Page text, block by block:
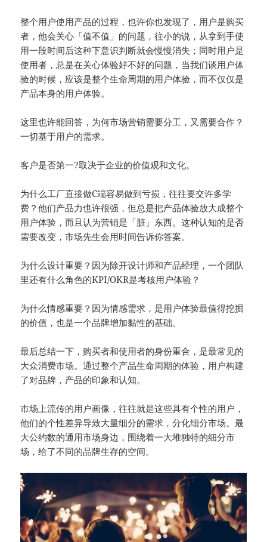
整个用户使用产品的过程，也许你也发现了，用户是购买
者，他会关心「值不值」的问题，往小的说，从拿到手使
用一段时间后这种下意识判断就会慢慢消失；同时用户是
使用者，总是在关心体验好不好的问题，当我们谈用户体
验的时候，应该是整个生命周期的用户体验，而不仅仅是
产品本身的用户体验。
这里也许能回答，为何市场营销需要分工，又需要合作？
一切基于用户的需求。
客户是否第一?取决于企业的价值观和文化。
为什么工厂直接做C端容易做到亏损，往往要交许多学
费？他们产品力也许很强，但总是把产品体验放大成整个
用户体验，而且认为营销是「脏」东西。这种认知的是否
需要改变，市场先生会用时间告诉你答案。
为什么设计重要？因为除开设计师和产品经理，一个团队
里还有什么角色的KPI/OKR是考核用户体验？
为什么情感重要？因为情感需求，是用户体验最值得挖掘
的价值，也是一个品牌增加黏性的基础。
最后总结一下，购买者和使用者的身份重合，是最常见的
大众消费市场。通过整个产品生命周期的体验，用户构建
了对品牌，产品的印象和认知。
市场上流传的用户画像，往往就是这些具有个性的用户，
他们的个性差异导致大量细分的需求，分化细分市场。最
大公约数的通用市场身边，围绕着一大堆独特的细分市
场，给了不同的品牌生存的空间。